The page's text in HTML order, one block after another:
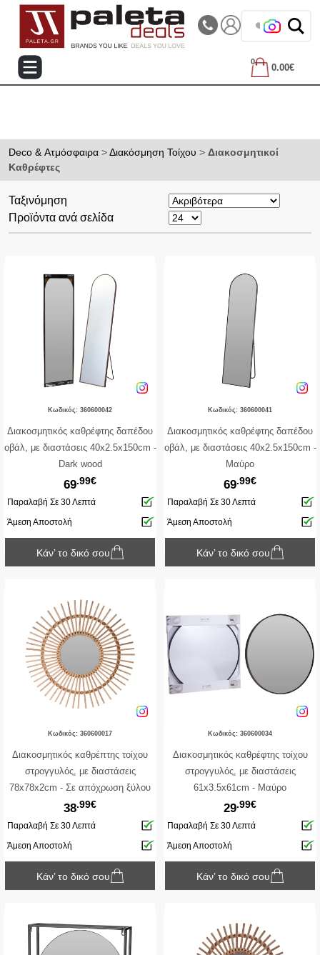
Τηλεφωνικές Παραγγελίες: 2105714144 |||
❤️ Βρες τ
0
0.00€
Deco & Ατμόσφαιρα >Διακόσμηση Τοίχου > Διακοσμητικοί
Καθρέφτες
Ταξινόμηση
Προϊόντα ανά σελίδα
Κωδικός: 360600042
Διακοσμητικός καθρέφτης δαπέδου
οβάλ, με διαστάσεις 40x2.5x150cm -
Dark wood
69.99€
Παραλαβή Σε 30 Λεπτά
Άμεση Αποστολή
Κάν’ το δικό σου
Κωδικός: 360600041
Διακοσμητικός καθρέφτης δαπέδου
οβάλ, με διαστάσεις 40x2.5x150cm -
Μαύρο
69.99€
Παραλαβή Σε 30 Λεπτά
Άμεση Αποστολή
Κάν’ το δικό σου
Κωδικός: 360600017
Διακοσμητικός καθρέπτης τοίχου
στρογγυλός, με διαστάσεις
78x78x2cm - Σε απόχρωση ξύλου
38.99€
Παραλαβή Σε 30 Λεπτά
Άμεση Αποστολή
Κάν’ το δικό σου
Κωδικός: 360600034
Διακοσμητικός καθρέφτης τοίχου
στρογγυλός, με διαστάσεις
61x3.5x61cm - Μαύρο
29.99€
Παραλαβή Σε 30 Λεπτά
Άμεση Αποστολή
Κάν’ το δικό σου